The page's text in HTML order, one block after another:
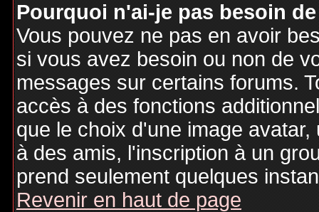
Pourquoi n'ai-je pas besoin
Vous pouvez ne pas en avoir
si vous avez besoin ou non de
messages sur certains forums.
accès à des fonctions
que le choix d'une image
à des amis, l'inscription à un
prend seulement quelques
Revenir en haut de page